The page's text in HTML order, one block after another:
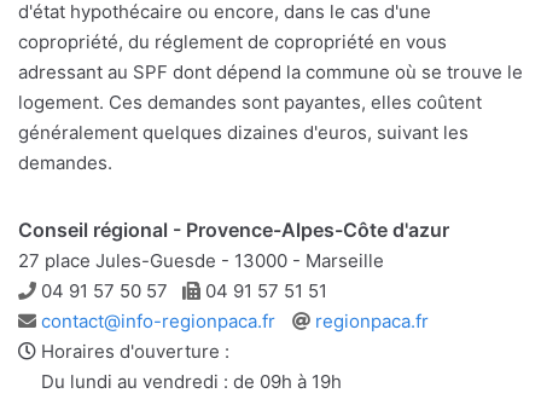
d'état hypothécaire ou encore, dans le cas d'une
copropriété, du réglement de copropriété en vous
adressant au SPF dont dépend la commune où se trouve le
logement. Ces demandes sont payantes, elles coûtent
généralement quelques dizaines d'euros, suivant les
demandes.
Conseil régional - Provence-Alpes-Côte d'azur
27 place Jules-Guesde - 13000 - Marseille
Téléphone
04 91 57 50 57 Télécopie
04 91 57 51 51
Adresse
e-
mail
contact@info-regionpaca.fr
Site
regionpaca.fr
Horaires d'ouverture :
Du lundi au vendredi : de 09h à 19h